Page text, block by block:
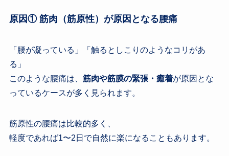
原因① 筋肉（筋原性）が原因となる腰痛
「腰が凝っている」「触るとしこりのようなコリがあ
る」
このような腰痛は、 筋肉や筋膜の緊張・癒着が原因とな
っているケースが多く見られます。
筋原性の腰痛は比較的多く、
軽度であれば1〜2日で自然に楽になることもあります。